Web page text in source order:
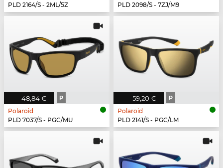
PLD 2164/S - 2ML/5Z
PLD 2098/S - 7ZJ/M9
48,84 € P
Polaroid
PLD 7037/S - PGC/MU
59,20 € P
Polaroid
PLD 2141/S - PGC/LM